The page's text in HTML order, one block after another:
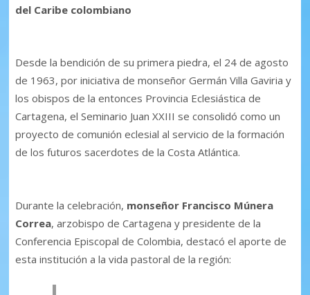
del Caribe colombiano
Desde la bendición de su primera piedra, el 24 de agosto
de 1963, por iniciativa de monseñor Germán Villa Gaviria y
los obispos de la entonces Provincia Eclesiástica de
Cartagena, el Seminario Juan XXIII se consolidó como un
proyecto de comunión eclesial al servicio de la formación
de los futuros sacerdotes de la Costa Atlántica.
Durante la celebración, monseñor Francisco Múnera
Correa, arzobispo de Cartagena y presidente de la
Conferencia Episcopal de Colombia, destacó el aporte de
esta institución a la vida pastoral de la región: